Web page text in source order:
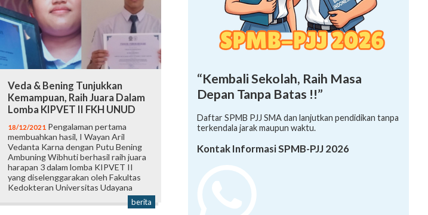
Veda & Bening Tunjukkan
Kemampuan, Raih Juara Dalam
Lomba KIPVET II FKH UNUD
18/12/2021 Pengalaman pertama
membuahkan hasil, I Wayan Aril
Vedanta Karna dengan Putu Bening
Ambuning Wibhuti berhasil raih juara
harapan 3 dalam lomba KIPVET II
yang diselenggarakan oleh Fakultas
Kedokteran Universitas Udayana
berita
“Kembali Sekolah, Raih Masa
Depan Tanpa Batas !!”
Daftar SPMB PJJ SMA dan lanjutkan pendidikan tanpa
terkendala jarak maupun waktu.
Kontak Informasi SPMB-PJJ 2026